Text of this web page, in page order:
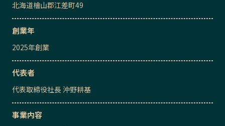
北海道檜山郡江差町49
創業年
2025年創業
代表者
代表取締役社長 沖野耕基
事業内容